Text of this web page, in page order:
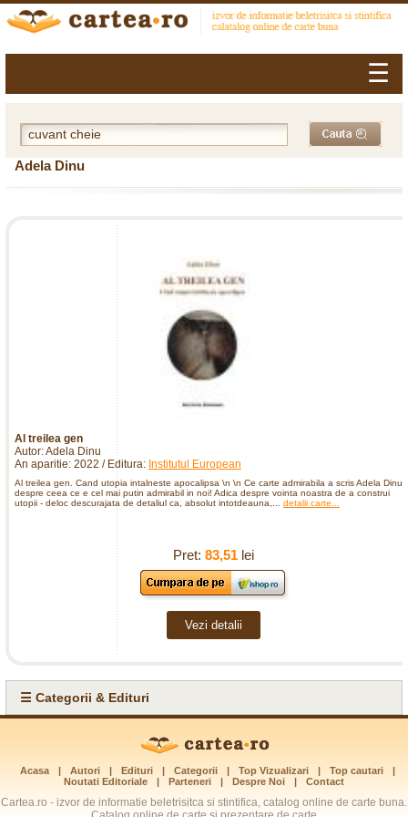
☰
Adela Dinu
Al treilea gen
Autor: Adela Dinu
An aparitie: 2022 / Editura: Institutul European
Al treilea gen. Cand utopia intalneste apocalipsa \n \n Ce carte admirabila a scris Adela Dinu
despre ceea ce e cel mai putin admirabil in noi! Adica despre vointa noastra de a construi
utopii - deloc descurajata de detaliul ca, absolut intotdeauna,... detalii carte...
Pret: 83,51lei
Vezi detalii
☰ Categorii & Edituri
Acasa Autori Edituri Categorii Top Vizualizari Top cautari
Noutati Editoriale
Parteneri Despre Noi Contact
Cartea.ro - izvor de informatie beletrisitca si stintifica, catalog online de carte buna.